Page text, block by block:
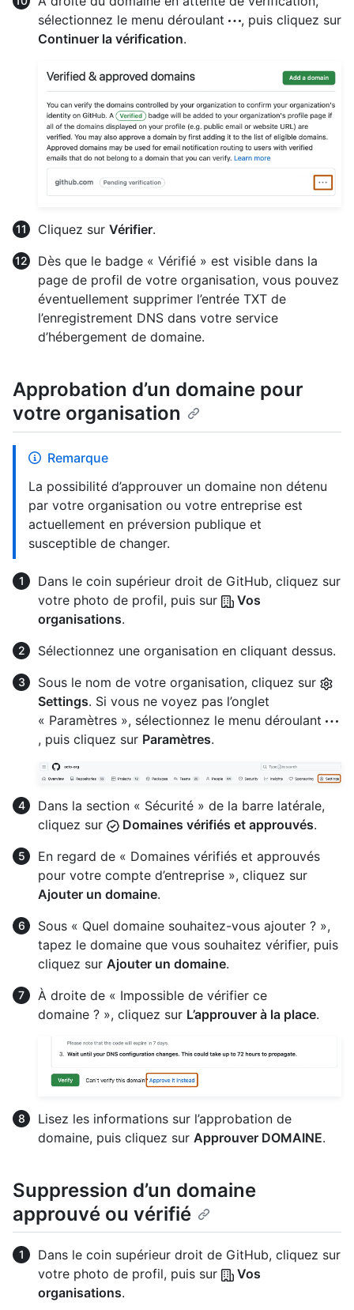
sélectionnez le menu déroulant
, puis cliquez sur
Continuer la vérification.
Cliquez sur Vérifier.
Dès que le badge « Vérifié » est visible dans la
page de profil de votre organisation, vous pouvez
éventuellement supprimer l’entrée TXT de
l’enregistrement DNS dans votre service
d’hébergement de domaine.
Approbation d’un domaine pour
votre organisation
Remarque
La possibilité d’approuver un domaine non détenu
par votre organisation ou votre entreprise est
actuellement en préversion publique et
susceptible de changer.
Dans le coin supérieur droit de GitHub, cliquez sur
votre photo de profil, puis sur
Vos
organisations.
Sélectionnez une organisation en cliquant dessus.
Sous le nom de votre organisation, cliquez sur
Settings. Si vous ne voyez pas l’onglet
« Paramètres », sélectionnez le menu déroulant
, puis cliquez sur Paramètres.
Dans la section « Sécurité » de la barre latérale,
cliquez sur
Domaines vérifiés et approuvés.
En regard de « Domaines vérifiés et approuvés
pour votre compte d’entreprise », cliquez sur
Ajouter un domaine.
Sous « Quel domaine souhaitez-vous ajouter ? »,
tapez le domaine que vous souhaitez vérifier, puis
cliquez sur Ajouter un domaine.
À droite de « Impossible de vérifier ce
domaine ? », cliquez sur L’approuver à la place.
Lisez les informations sur l’approbation de
domaine, puis cliquez sur Approuver DOMAINE.
Suppression d’un domaine
approuvé ou vérifié
Dans le coin supérieur droit de GitHub, cliquez sur
votre photo de profil, puis sur
Vos
organisations.